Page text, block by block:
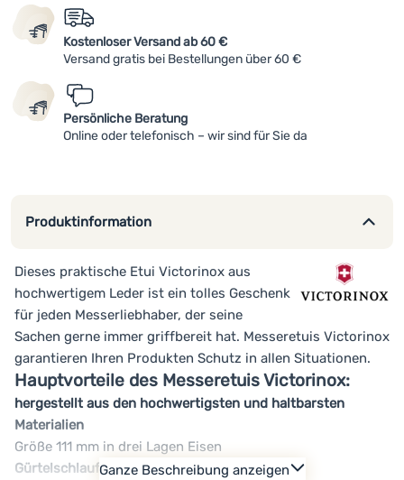
Kostenloser Versand ab 60 €
Versand gratis bei Bestellungen über 60 €
Persönliche Beratung
Online oder telefonisch – wir sind für Sie da
Produktinformation
Dieses praktische Etui Victorinox aus
hochwertigem Leder ist ein tolles Geschenk
für jeden Messerliebhaber, der seine
Sachen gerne immer griffbereit hat. Messeretuis Victorinox
garantieren Ihren Produkten Schutz in allen Situationen.
Hauptvorteile des Messeretuis Victorinox:
hergestellt aus den hochwertigsten und haltbarsten
Materialien
Größe 111 mm in drei Lagen Eisen
GürtelschlaufeGanze Beschreibung anzeigen